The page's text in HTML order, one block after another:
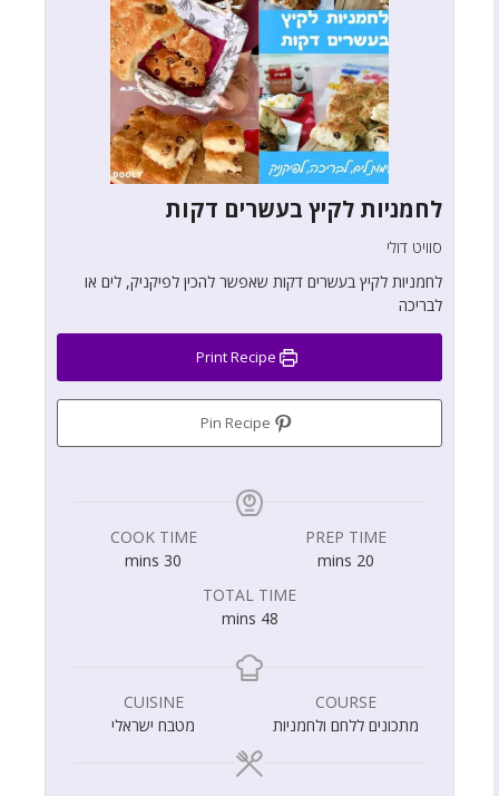
לחמניות לקיץ בעשרים דקות
סוויט דולי
לחמניות לקיץ בעשרים דקות שאפשר להכין לפיקניק, לים או
לבריכה
PREP TIME
20
mins
COOK TIME
30
mins
TOTAL TIME
48
mins
COURSE
מתכונים ללחם ולחמניות
CUISINE
מטבח ישראלי